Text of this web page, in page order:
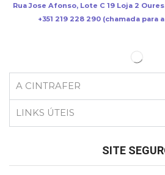
Rua Jose Afonso, Lote C 19 Loja 2
+351 219 228 290 (chamada para
A CINTRAFER
LINKS ÚTEIS
SITE